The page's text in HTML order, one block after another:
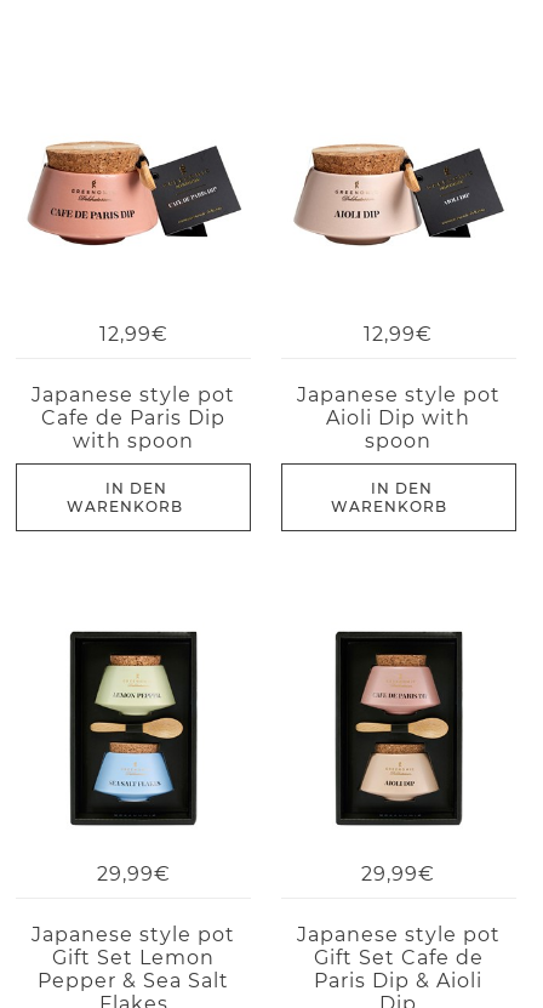
12,99€
Japanese style pot
Cafe de Paris Dip
with spoon
IN DEN
WARENKORB
12,99€
Japanese style pot
Aioli Dip with
spoon
IN DEN
WARENKORB
29,99€
Japanese style pot
Gift Set Lemon
Pepper & Sea Salt
29,99€
Japanese style pot
Gift Set Cafe de
Paris Dip & Aioli